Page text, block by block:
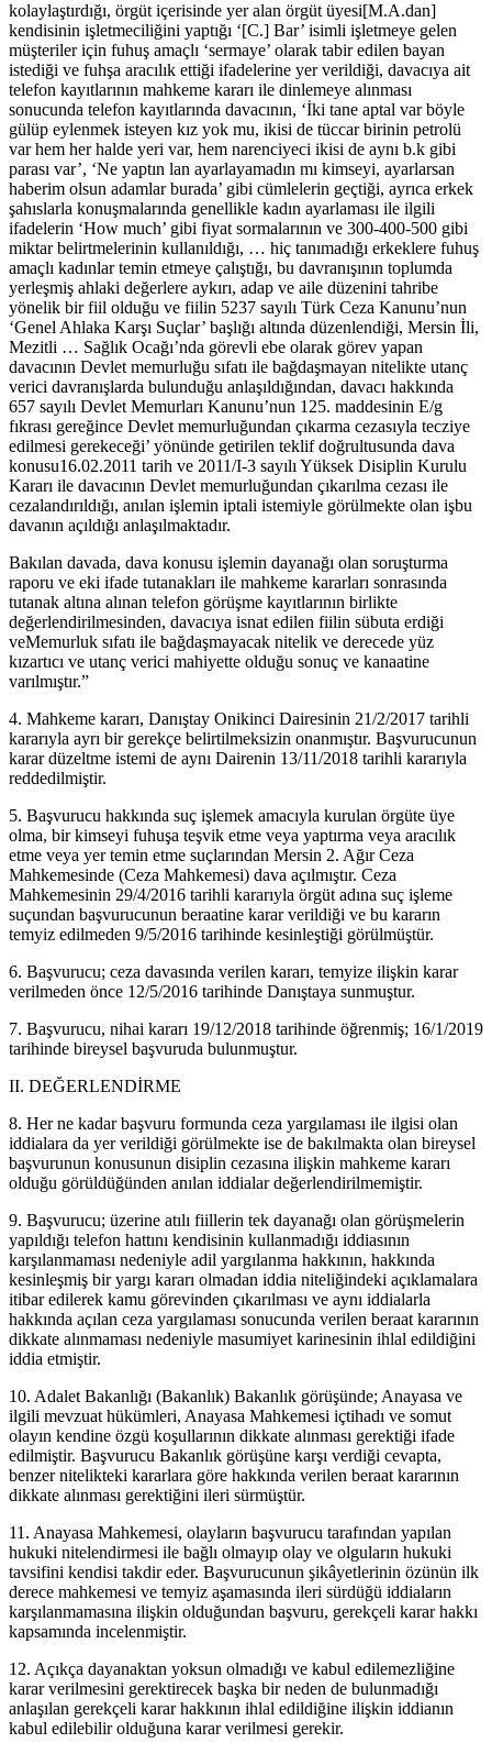
kolaylaştırdığı, örgüt içerisinde yer alan örgüt üyesi[M.A.dan]
kendisinin işletmeciliğini yaptığı ‘[C.] Bar’ isimli işletmeye gelen
müşteriler için fuhuş amaçlı ‘sermaye’ olarak tabir edilen bayan
istediği ve fuhşa aracılık ettiği ifadelerine yer verildiği, davacıya ait
telefon kayıtlarının mahkeme kararı ile dinlemeye alınması
sonucunda telefon kayıtlarında davacının, ‘İki tane aptal var böyle
gülüp eylenmek isteyen kız yok mu, ikisi de tüccar birinin petrolü
var hem her halde yeri var, hem narenciyeci ikisi de aynı b.k gibi
parası var’, ‘Ne yaptın lan ayarlayamadın mı kimseyi, ayarlarsan
haberim olsun adamlar burada’ gibi cümlelerin geçtiği, ayrıca erkek
şahıslarla konuşmalarında genellikle kadın ayarlaması ile ilgili
ifadelerin ‘How much’ gibi fiyat sormalarının ve 300-400-500 gibi
miktar belirtmelerinin kullanıldığı, … hiç tanımadığı erkeklere fuhuş
amaçlı kadınlar temin etmeye çalıştığı, bu davranışının toplumda
yerleşmiş ahlaki değerlere aykırı, adap ve aile düzenini tahribe
yönelik bir fiil olduğu ve fiilin 5237 sayılı Türk Ceza Kanunu’nun
‘Genel Ahlaka Karşı Suçlar’ başlığı altında düzenlendiği, Mersin İli,
Mezitli … Sağlık Ocağı’nda görevli ebe olarak görev yapan
davacının Devlet memurluğu sıfatı ile bağdaşmayan nitelikte utanç
verici davranışlarda bulunduğu anlaşıldığından, davacı hakkında
657 sayılı Devlet Memurları Kanunu’nun 125. maddesinin E/g
fıkrası gereğince Devlet memurluğundan çıkarma cezasıyla tecziye
edilmesi gerekeceği’ yönünde getirilen teklif doğrultusunda dava
konusu16.02.2011 tarih ve 2011/I-3 sayılı Yüksek Disiplin Kurulu
Kararı ile davacının Devlet memurluğundan çıkarılma cezası ile
cezalandırıldığı, anılan işlemin iptali istemiyle görülmekte olan işbu
davanın açıldığı anlaşılmaktadır.
Bakılan davada, dava konusu işlemin dayanağı olan soruşturma
raporu ve eki ifade tutanakları ile mahkeme kararları sonrasında
tutanak altına alınan telefon görüşme kayıtlarının birlikte
değerlendirilmesinden, davacıya isnat edilen fiilin sübuta erdiği
veMemurluk sıfatı ile bağdaşmayacak nitelik ve derecede yüz
kızartıcı ve utanç verici mahiyette olduğu sonuç ve kanaatine
varılmıştır.”
4. Mahkeme kararı, Danıştay Onikinci Dairesinin 21/2/2017 tarihli
kararıyla ayrı bir gerekçe belirtilmeksizin onanmıştır. Başvurucunun
karar düzeltme istemi de aynı Dairenin 13/11/2018 tarihli kararıyla
reddedilmiştir.
5. Başvurucu hakkında suç işlemek amacıyla kurulan örgüte üye
olma, bir kimseyi fuhuşa teşvik etme veya yaptırma veya aracılık
etme veya yer temin etme suçlarından Mersin 2. Ağır Ceza
Mahkemesinde (Ceza Mahkemesi) dava açılmıştır. Ceza
Mahkemesinin 29/4/2016 tarihli kararıyla örgüt adına suç işleme
suçundan başvurucunun beraatine karar verildiği ve bu kararın
temyiz edilmeden 9/5/2016 tarihinde kesinleştiği görülmüştür.
6. Başvurucu; ceza davasında verilen kararı, temyize ilişkin karar
verilmeden önce 12/5/2016 tarihinde Danıştaya sunmuştur.
7. Başvurucu, nihai kararı 19/12/2018 tarihinde öğrenmiş; 16/1/2019
tarihinde bireysel başvuruda bulunmuştur.
II. DEĞERLENDİRME
8. Her ne kadar başvuru formunda ceza yargılaması ile ilgisi olan
iddialara da yer verildiği görülmekte ise de bakılmakta olan bireysel
başvurunun konusunun disiplin cezasına ilişkin mahkeme kararı
olduğu görüldüğünden anılan iddialar değerlendirilmemiştir.
9. Başvurucu; üzerine atılı fiillerin tek dayanağı olan görüşmelerin
yapıldığı telefon hattını kendisinin kullanmadığı iddiasının
karşılanmaması nedeniyle adil yargılanma hakkının, hakkında
kesinleşmiş bir yargı kararı olmadan iddia niteliğindeki açıklamalara
itibar edilerek kamu görevinden çıkarılması ve aynı iddialarla
hakkında açılan ceza yargılaması sonucunda verilen beraat kararının
dikkate alınmaması nedeniyle masumiyet karinesinin ihlal edildiğini
iddia etmiştir.
10. Adalet Bakanlığı (Bakanlık) Bakanlık görüşünde; Anayasa ve
ilgili mevzuat hükümleri, Anayasa Mahkemesi içtihadı ve somut
olayın kendine özgü koşullarının dikkate alınması gerektiği ifade
edilmiştir. Başvurucu Bakanlık görüşüne karşı verdiği cevapta,
benzer nitelikteki kararlara göre hakkında verilen beraat kararının
dikkate alınması gerektiğini ileri sürmüştür.
11. Anayasa Mahkemesi, olayların başvurucu tarafından yapılan
hukuki nitelendirmesi ile bağlı olmayıp olay ve olguların hukuki
tavsifini kendisi takdir eder. Başvurucunun şikâyetlerinin özünün ilk
derece mahkemesi ve temyiz aşamasında ileri sürdüğü iddiaların
karşılanmamasına ilişkin olduğundan başvuru, gerekçeli karar hakkı
kapsamında incelenmiştir.
12. Açıkça dayanaktan yoksun olmadığı ve kabul edilemezliğine
karar verilmesini gerektirecek başka bir neden de bulunmadığı
anlaşılan gerekçeli karar hakkının ihlal edildiğine ilişkin iddianın
kabul edilebilir olduğuna karar verilmesi gerekir.